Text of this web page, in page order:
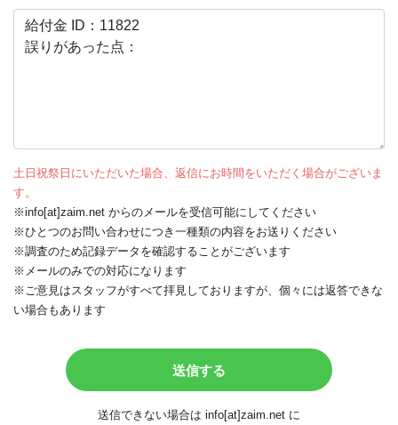
土日祝祭日にいただいた場合、返信にお時間をいただく場合がございま
す。
※info[at]zaim.net からのメールを受信可能にしてください
※ひとつのお問い合わせにつき一種類の内容をお送りください
※調査のため記録データを確認することがございます
※メールのみでの対応になります
※ご意見はスタッフがすべて拝見しておりますが、個々には返答できな
い場合もあります
送信できない場合は info[at]zaim.net に